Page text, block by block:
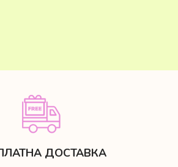
ДОСТАВКА